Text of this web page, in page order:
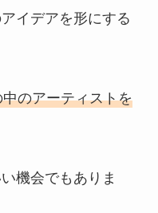
イデアを形にする
のアーティストを
機会でもありま